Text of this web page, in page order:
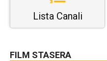
Lista Canali
FILM STASERA